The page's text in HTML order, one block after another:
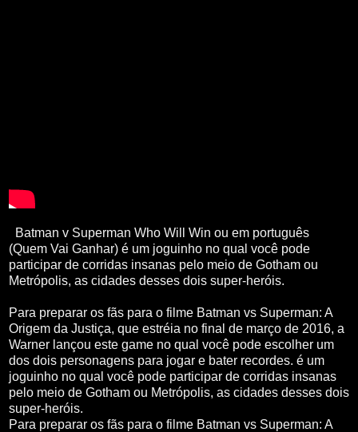
Batman v Superman Who Will Win ou em português
(Quem Vai Ganhar) é um joguinho no qual você pode
participar de corridas insanas pelo meio de Gotham ou
Metrópolis, as cidades desses dois super-heróis.
Para preparar os fãs para o filme Batman vs Superman: A
Origem da Justiça, que estréia no final de março de 2016, a
Warner lançou este game no qual você pode escolher um
dos dois personagens para jogar e bater recordes. é um
joguinho no qual você pode participar de corridas insanas
pelo meio de Gotham ou Metrópolis, as cidades desses dois
super-heróis.
Para preparar os fãs para o filme Batman vs Superman: A